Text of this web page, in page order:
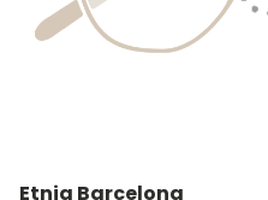
Etnia Barcelona